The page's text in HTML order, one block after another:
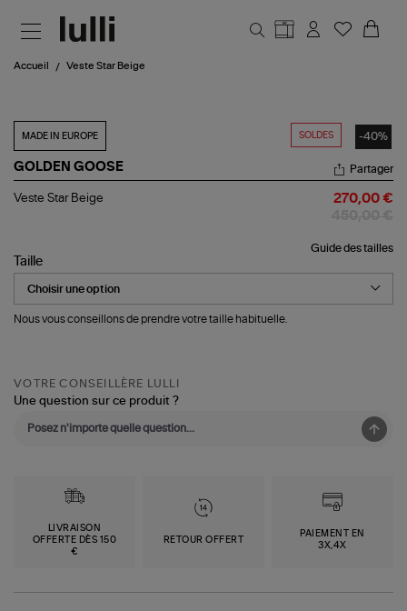
Accueil Veste Star Beige
SOLDES -40%
MADE IN EUROPE
GOLDEN GOOSE
Veste
Partager
Veste Star Beige 270,00 €
Guide des tailles
Taille
Nous vous conseillons de prendre votre taille habituelle.
VOTRE CONSEILLÈRE LULLI
Une question sur ce produit ?
LIVRAISON
OFFERTE DÈS 150
€
RETOUR OFFERT
PAIEMENT EN
3X,4X